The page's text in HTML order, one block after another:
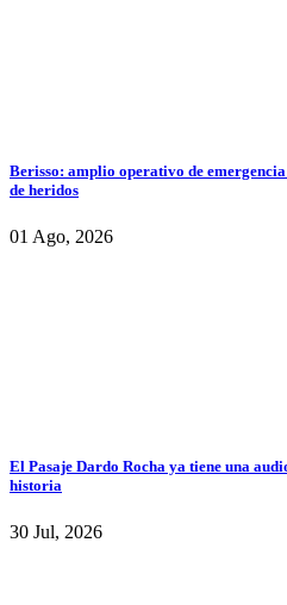
Berisso: amplio operativo de
de heridos
01 Ago, 2026
El Pasaje Dardo Rocha ya tiene una
historia
30 Jul, 2026